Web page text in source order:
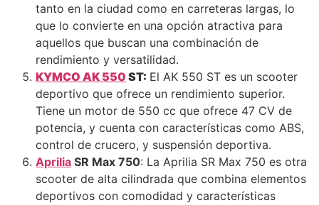
tanto en la ciudad como en carreteras largas, lo
que lo convierte en una opción atractiva para
aquellos que buscan una combinación de
rendimiento y versatilidad.
KYMCO AK 550 ST: El AK 550 ST es un scooter
deportivo que ofrece un rendimiento superior.
Tiene un motor de 550 cc que ofrece 47 CV de
potencia, y cuenta con características como ABS,
control de crucero, y suspensión deportiva.
Aprilia SR Max 750: La Aprilia SR Max 750 es otra
scooter de alta cilindrada que combina elementos
deportivos con comodidad y características